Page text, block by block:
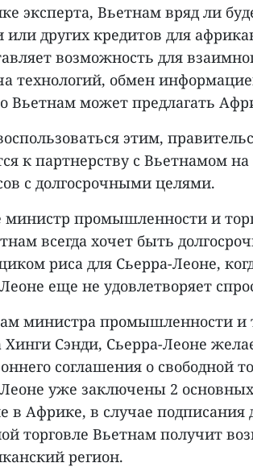
эксперта, Вьетнам вряд ли
других кредитов для
возможность для
технологий, обмен
Вьетнам может предлагать
этим,
к партнерству с Вьетнамом
с долгосрочными целями.
министр промышленности и
всегда хочет быть
риса для Сьерра-Леоне,
еще не удовлетворяет
министра промышленности и
Хинги Сэнди, Сьерра-Леоне
соглашения о свободной
уже заключены 2
в Африке, в случае подписания
торговле Вьетнам получит
регион.